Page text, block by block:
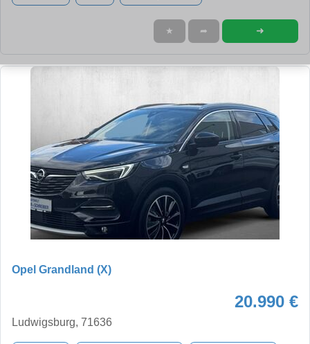
★ ➦ ➜
Opel Grandland (X)
20.990 €
Ludwigsburg, 71636